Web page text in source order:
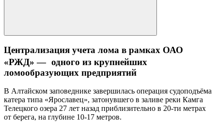
Централизация учета лома в рамках ОАО
«РЖД» — одного из крупнейших
ломообразующих предприятий
В Алтайском заповеднике завершилась операция судоподъёма
катера типа «Ярославец», затонувшего в заливе реки Камга
Телецкого озера 27 лет назад приблизительно в 20-ти метрах
от берега, на глубине 10-17 метров.